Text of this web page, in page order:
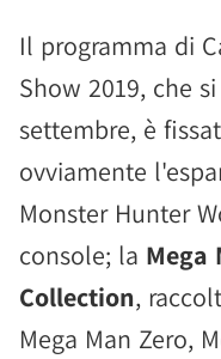
Il programma di
Show 2019, che
settembre, è
ovviamente
Monster Hunter
console; la Mega
Collection,
Mega Man Zero,